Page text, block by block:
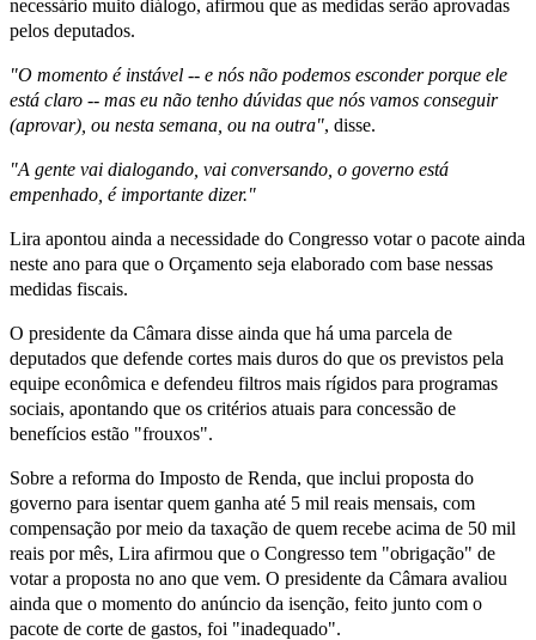
necessário muito diálogo, afirmou que as medidas serão aprovadas
pelos deputados.
"O momento é instável -- e nós não podemos esconder porque ele
está claro -- mas eu não tenho dúvidas que nós vamos conseguir
(aprovar), ou nesta semana, ou na outra", disse.
"A gente vai dialogando, vai conversando, o governo está
empenhado, é importante dizer."
Lira apontou ainda a necessidade do Congresso votar o pacote ainda
neste ano para que o Orçamento seja elaborado com base nessas
medidas fiscais.
O presidente da Câmara disse ainda que há uma parcela de
deputados que defende cortes mais duros do que os previstos pela
equipe econômica e defendeu filtros mais rígidos para programas
sociais, apontando que os critérios atuais para concessão de
benefícios estão "frouxos".
Sobre a reforma do Imposto de Renda, que inclui proposta do
governo para isentar quem ganha até 5 mil reais mensais, com
compensação por meio da taxação de quem recebe acima de 50 mil
reais por mês, Lira afirmou que o Congresso tem "obrigação" de
votar a proposta no ano que vem. O presidente da Câmara avaliou
ainda que o momento do anúncio da isenção, feito junto com o
pacote de corte de gastos, foi "inadequado".